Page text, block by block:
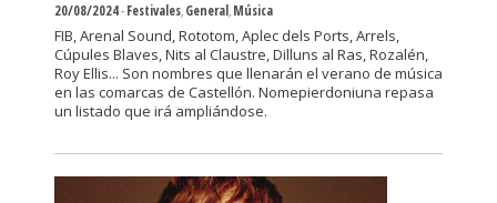
20/08/2024-Festivales,General,Música
FIB, Arenal Sound, Rototom, Aplec dels Ports, Arrels,
Cúpules Blaves, Nits al Claustre, Dilluns al Ras, Rozalén,
Roy Ellis... Son nombres que llenarán el verano de música
en las comarcas de Castellón. Nomepierdoniuna repasa
un listado que irá ampliándose.